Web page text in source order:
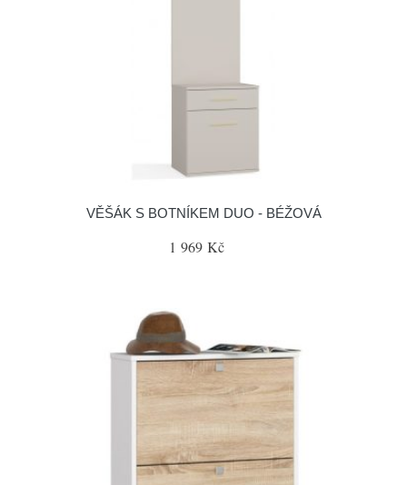
VĚŠÁK S BOTNÍKEM DUO - BÉŽOVÁ
1 969 Kč